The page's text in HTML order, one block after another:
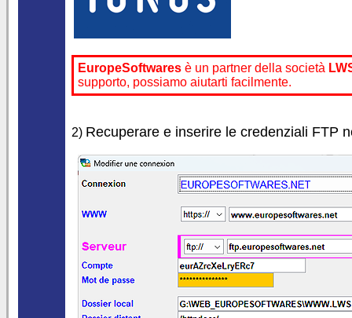
EuropeSoftwares è un partner della società
supporto, possiamo aiutarti facilmente.
2) Recuperare e inserire le credenziali FTP